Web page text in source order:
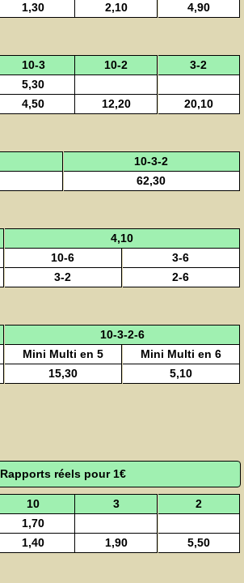
1,30 2,10 4,90
10-3 10-2
3-2
5,30
4,50 12,20 20,10
10-3-2
62,30
4,10
10-6
3-6
3-2 2-6
10-3-2-6
Mini Multi en 5
Mini Multi en 6
15,30 5,10
Rapports réels pour 1€
10 3
2
1,70
1,40 1,90 5,50